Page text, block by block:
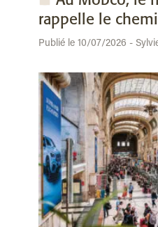
rappelle le
Publié le 10/07/2026 -